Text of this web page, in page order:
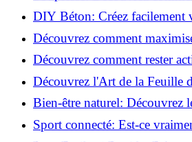
votre performance sportive!
DIY Béton: Créez facilement
tendance!
Découvrez comment
Astuces et secrets révélés!
Découvrez comment rester
toujours possible!
Découvrez l'Art de la Feuille
Incontournables pour Réussir!
Bien-être naturel: Découvrez
vie saine!
Sport connecté: Est-ce